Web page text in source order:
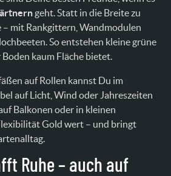
geht. Statt in die Breite zu
– mit Rankgittern, Wandmodulen
So entstehen kleine grüne
kaum Fläche bietet.
auf Rollen kannst Du im
auf Licht, Wind oder Jahreszeiten
Balkonen oder in kleinen
Gold wert – und bringt
Ruhe – auch auf